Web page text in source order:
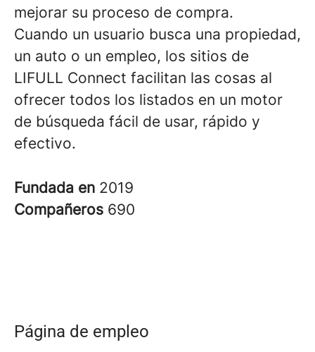
mejorar su proceso de compra.
Cuando un usuario busca una propiedad,
un auto o un empleo, los sitios de
LIFULL Connect facilitan las cosas al
ofrecer todos los listados en un motor
de búsqueda fácil de usar, rápido y
efectivo.
Fundada en 2019
Compañeros 690
Página de empleo